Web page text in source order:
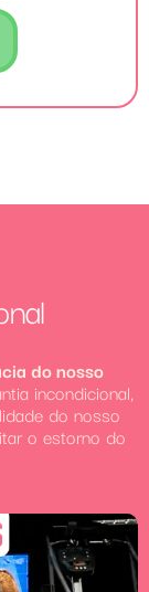
do nosso
incondicional,
do nosso
o estorno do